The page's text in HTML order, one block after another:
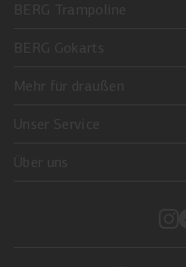
BERG Trampoline
BERG Gokarts
Mehr für draußen
Unser Service
Über uns